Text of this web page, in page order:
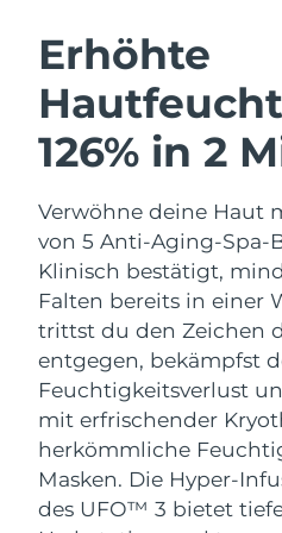
Erhöhte
126% in 2
Verwöhne deine Haut
von 5 Anti-Aging-Spa-
Klinisch bestätigt,
Falten bereits in einer
trittst du den Zeichen
entgegen, bekämpfst
Feuchtigkeitsverlust
mit erfrischender
herkömmliche
Masken. Die Hyper-
des UFO™ 3 bietet
Gesichtsreinigung
Anti-aging
LUNA™ 4
Massage, LED
LUNA™ 4
For men, anti-
Microcurrent
BEAR™ 2
Microcurrent
BEAR™ 2
Microcurrent
Hydratisierung
UFO™ 3 Set
Deep facial
UFO™ 3 LED
Near-infrared
device
issa™ 4
Hybrid silicone
issa™ 4
Smart hybrid
FAQ™ ANTI-AGING-
Anti-aging
Österreich
Bahrain
Belgien
Bermuda
Bosnien und
Herzegowina
Brunei Darussalam
Bulgarien
Kanada